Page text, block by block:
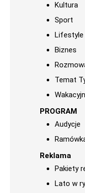
Kultura
Sport
Lifestyle
Biznes
Temat
PROGRAM
Audycje
Reklama
Pakiety
Lato w